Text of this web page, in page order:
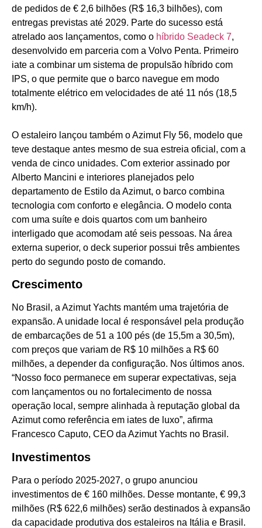
de pedidos de € 2,6 bilhões (R$ 16,3 bilhões), com
entregas previstas até 2029. Parte do sucesso está
atrelado aos lançamentos, como o híbrido Seadeck 7,
desenvolvido em parceria com a Volvo Penta. Primeiro
iate a combinar um sistema de propulsão híbrido com
IPS, o que permite que o barco navegue em modo
totalmente elétrico em velocidades de até 11 nós (18,5
km/h).
O estaleiro lançou também o Azimut Fly 56, modelo que
teve destaque antes mesmo de sua estreia oficial, com a
venda de cinco unidades. Com exterior assinado por
Alberto Mancini e interiores planejados pelo
departamento de Estilo da Azimut, o barco combina
tecnologia com conforto e elegância. O modelo conta
com uma suíte e dois quartos com um banheiro
interligado que acomodam até seis pessoas. Na área
externa superior, o deck superior possui três ambientes
perto do segundo posto de comando.
Crescimento
No Brasil, a Azimut Yachts mantém uma trajetória de
expansão. A unidade local é responsável pela produção
de embarcações de 51 a 100 pés (de 15,5m a 30,5m),
com preços que variam de R$ 10 milhões a R$ 60
milhões, a depender da configuração. Nos últimos anos.
“Nosso foco permanece em superar expectativas, seja
com lançamentos ou no fortalecimento de nossa
operação local, sempre alinhada à reputação global da
Azimut como referência em iates de luxo”, afirma
Francesco Caputo, CEO da Azimut Yachts no Brasil.
Investimentos
Para o período 2025-2027, o grupo anunciou
investimentos de € 160 milhões. Desse montante, € 99,3
milhões (R$ 622,6 milhões) serão destinados à expansão
da capacidade produtiva dos estaleiros na Itália e Brasil.